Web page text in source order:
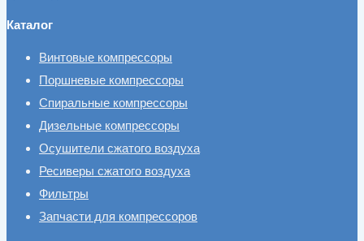
Каталог
Винтовые компрессоры
Поршневые компрессоры
Спиральные компрессоры
Дизельные компрессоры
Осушители сжатого воздуха
Ресиверы сжатого воздуха
Фильтры
Запчасти для компрессоров